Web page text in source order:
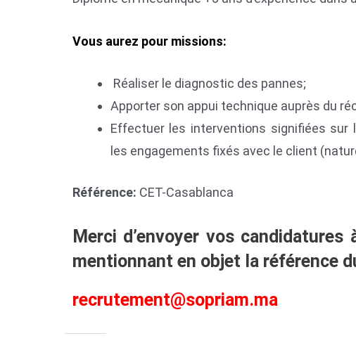
Vous aurez pour missions:
Réaliser le diagnostic des pannes;
Apporter son appui technique auprès du
Effectuer les interventions signifiées
les engagements fixés avec le client
Référence: CET-Casablanca
Merci d’envoyer vos candidatures
mentionnant en objet la référence
recrutement@sopriam.ma